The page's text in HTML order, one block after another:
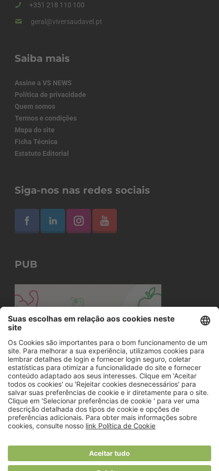
+351 218 110 100
geral@viversaudavel.pt
Saiba mais
Assine a VS NEWS
Política de privacidade
Quem somos
Termos e condições
Mapa do site
Ficha Técnica
Estatuto Editorial
Siga-nos nas redes sociais
PUB
© 2018 Viver Saudável